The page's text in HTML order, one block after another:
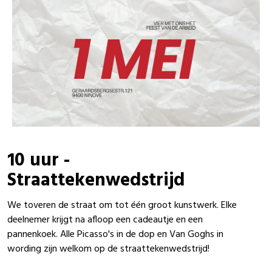
10 uur -
Straattekenwedstrijd
We toveren de straat om tot één groot kunstwerk. Elke
deelnemer krijgt na afloop een cadeautje en een
pannenkoek. Alle Picasso's in de dop en Van Goghs in
wording zijn welkom op de straattekenwedstrijd!